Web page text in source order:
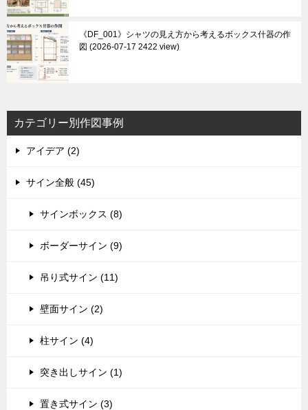
《DF_001》シャツの見え方から考えるボックス什器の作
図
2026-07-17 2422 view
カテゴリー別作図事例
アイデア (2)
サイン全般 (45)
サインボックス (8)
ボーダーサイン (9)
吊り式サイン (11)
壁面サイン (2)
柱サイン (4)
突き出しサイン (1)
置き式サイン (3)